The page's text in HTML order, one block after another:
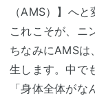
（AMS）】へと
これこそが、ニ
ちなみにAMSは
生します。中で
「身体全体が